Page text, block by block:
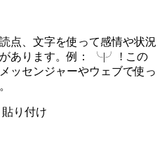
点、文字を使って感情や状況
あります。例： ╰|╯ ! この
ッセンジャーやウェブで使っ
り付け